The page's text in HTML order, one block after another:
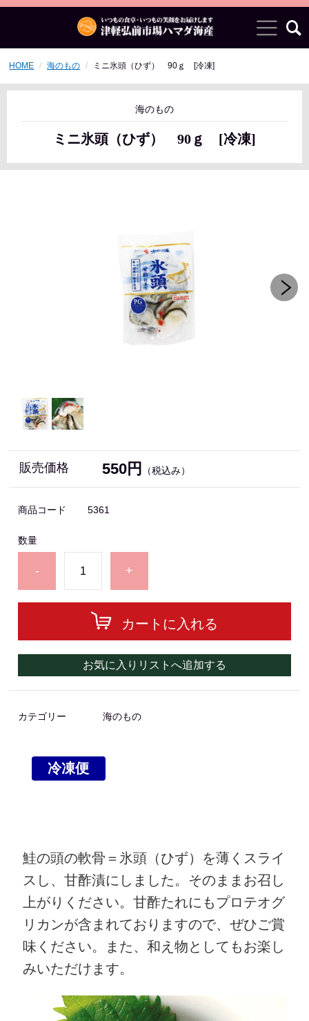
HOME 海のもの ミニ氷頭（ひず） 90ｇ [冷凍]
海のもの
ミニ氷頭（ひず） 90ｇ [冷凍]
販売価格 550円 （税込み）
商品コード 5361
数量
- +
カートに入れる
お気に入りリストへ追加する
カテゴリー 海のもの
冷凍便
鮭の頭の軟骨＝氷頭（ひず）を薄くスライ
スし、甘酢漬にしました。そのままお召し
上がりください。甘酢たれにもプロテオグ
リカンが含まれておりますので、ぜひご賞
味ください。また、和え物としてもお楽し
みいただけます。